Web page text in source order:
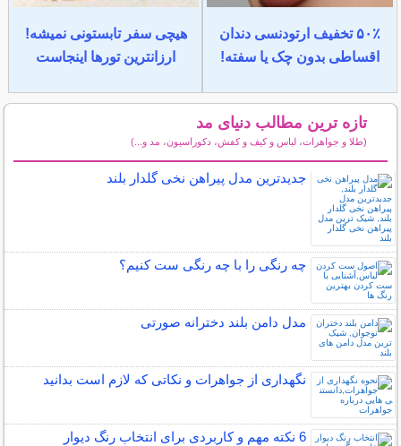
۵۰٪ تخفیف ارتودنسی دندان
اقساطی بدون چک یا سفته!
هیچی سفر تابستونی نمیشه!
ارزانترین تورها اینجاست
تازه ترین مطالب دنیای مد
(طلا و جواهرات، لباس و کیف و کفش، دکوراسیون، مد و...)
جدیدترین مدل پیراهن نخی گلدار بلند
چه رنگی را با چه رنگی ست کنیم؟
مدل دامن بلند دخترانه صورتی
نگهداری از جواهرات و نکاتی که لازم است بدانید
6 نکته مهم و کاربردی برای انتخاب رنگ دیوار